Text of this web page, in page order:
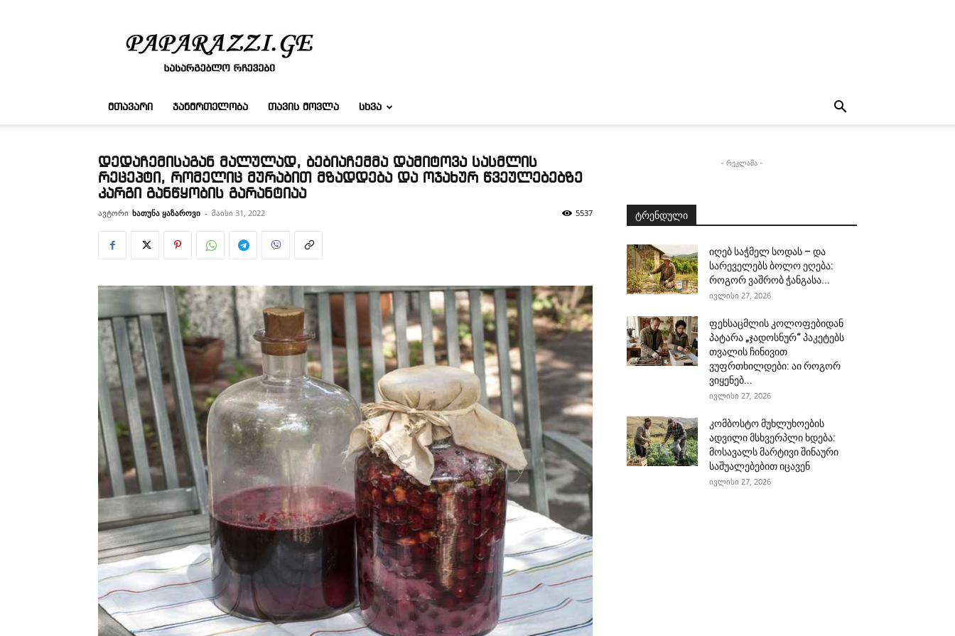
რჩევები
ᲛᲗᲐᲕᲐᲠᲘ ᲯᲐᲜᲛᲠᲗᲔᲚᲝᲑᲐ ᲗᲐᲕᲘᲡ ᲛᲝᲕᲚᲐ ᲡᲮᲕᲐ
დედაჩემისაგან მალულად, ბებიაჩემმა დამიტოვა სასმლის
რეცეპტი, რომელიც მურაბით მზადდება და ოჯახურ წვეულებებზე
კარგი განწყობის გარანტიაა
ავტორი ხათუნა ყაზაროვი - მაისი 31, 2022 5537
- რეკლამა -
ტრენდული
იღებ საჭმელ სოდას – და
სარეველებს ბოლო ეღება:
როგორ ვაშრობ ჭანგასა...
ივლისი 27, 2026
ფეხსაცმლის კოლოფებიდან
პატარა „ჯადოსნურ“ პაკეტებს
თვალის ჩინივით
ვუფრთხილდები: აი როგორ
ვიყენებ...
ივლისი 27, 2026
კომბოსტო მუხლუხოების
ადვილი მსხვერპლი ხდება:
მოსავალს მარტივი შინაური
საშუალებებით იცავენ
ივლისი 27, 2026